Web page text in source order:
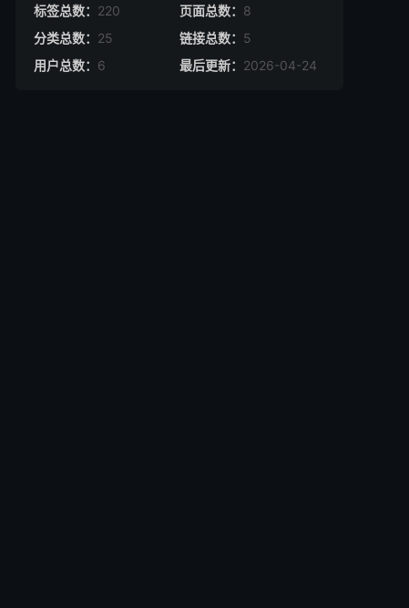
标签总数： 220 页面总数： 8
分类总数： 25 链接总数： 5
用户总数： 6 最后更新： 2026-04-24